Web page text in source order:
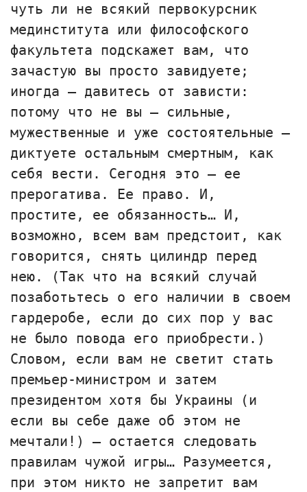
чуть ли не всякий первокурсник
мединститута или философского
факультета подскажет вам, что
зачастую вы просто завидуете;
иногда — давитесь от зависти:
потому что не вы — сильные,
мужественные и уже состоятельные —
диктуете остальным смертным, как
себя вести. Сегодня это — ее
прерогатива. Ее право. И,
простите, ее обязанность… И,
возможно, всем вам предстоит, как
говорится, снять цилиндр перед
нею. (Так что на всякий случай
позаботьтесь о его наличии в своем
гардеробе, если до сих пор у вас
не было повода его приобрести.)
Словом, если вам не светит стать
премьер-министром и затем
президентом хотя бы Украины (и
если вы себе даже об этом не
мечтали!) — остается следовать
правилам чужой игры… Разумеется,
при этом никто не запретит вам